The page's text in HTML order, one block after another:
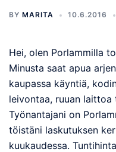
BY MARITA 10.6.2016
Hei, olen Porlammilla
Minusta saat apua
kaupassa käyntiä,
leivontaa, ruuan
Työnantajani on
töistäni laskutuksen
kuukaudessa.